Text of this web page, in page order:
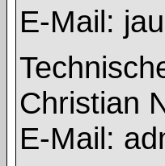
E-Mail:
Christian
E-Mail: